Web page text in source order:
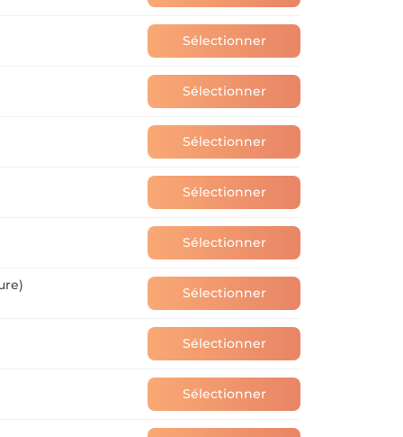
Sélectionner
Sélectionner
Sélectionner
Sélectionner
Sélectionner
Sélectionner
Sélectionner
Sélectionner